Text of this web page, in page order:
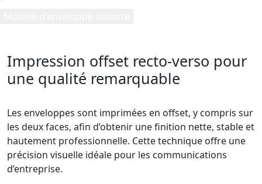
Impression offset recto-verso pour
une qualité remarquable
Les enveloppes sont imprimées en offset, y compris sur
les deux faces, afin d’obtenir une finition nette, stable et
hautement professionnelle. Cette technique offre une
précision visuelle idéale pour les communications
d’entreprise.